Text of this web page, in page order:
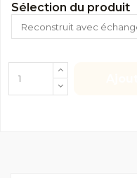
Sélection du produit